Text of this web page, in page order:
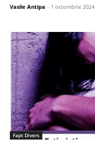
Vasile Antipa - 1 octombrie 2024
Fapt Divers